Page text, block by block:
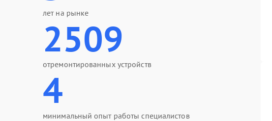
лет на рынке
2509
отремонтированных устройств
4
минимальный опыт работы специалистов